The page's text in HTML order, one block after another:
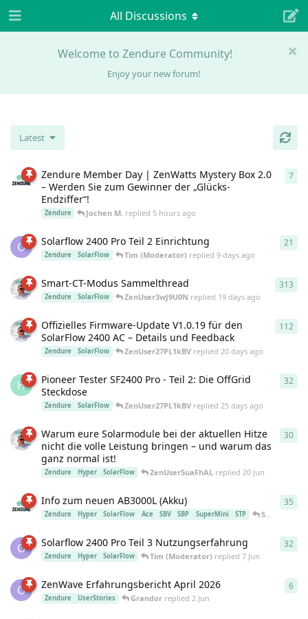
Welcome to Zendure Community!
Enjoy your new forum!
All Discussions
Latest
Zendure Member Day | ZenWatts Mystery Box 2.0
– Werden Sie zum Gewinner der „Glücks-
Endziffer“!
Zendure Jochen M. replied 5 hours ago
7
O Solarflow 2400 Pro Teil 2 Einrichtung
Zendure SolarFlow Tim (Moderator) replied 9 days ago
21
Smart-CT-Modus Sammelthread
Zendure SolarFlow ZenUser3wJ9U0N replied 19 days ago
313
Offizielles Firmware-Update V1.0.19 für den
SolarFlow 2400 AC – Details und Feedback
Zendure SolarFlow ZenUser27PL1kBVreplied 20 days ago
112
H
Pioneer Tester SF2400 Pro - Teil 2: Die OffGrid
Steckdose
Zendure SolarFlow ZenUser27PL1kBVreplied 25 days ago
32
Warum eure Solarmodule bei der aktuellen Hitze
nicht die volle Leistung bringen – und warum das
ganz normal ist!
Zendure Hyper SolarFlow ZenUser5uaFhAL replied20 Jun
30
Info zum neuen AB3000L (Akku)
Zendure Hyper SolarFlow Ace SBV SBP SuperMini STP Surfer1264(2nd)
35
O Solarflow 2400 Pro Teil 3 Nutzungserfahrung
Zendure Hyper SolarFlow Tim (Moderator) replied7 Jun
32
O ZenWave Erfahrungsbericht April 2026
Zendure UserStories Grandorreplied 2 Jun
6